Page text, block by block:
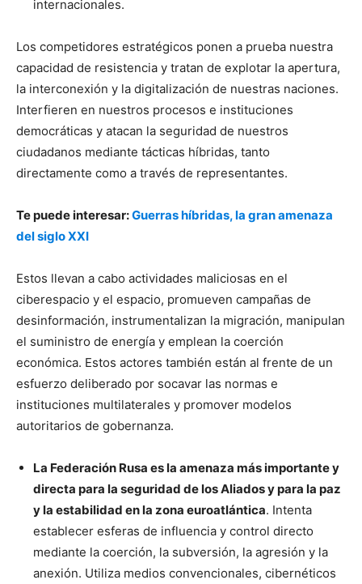
internacionales.
Los competidores estratégicos ponen a prueba nuestra
capacidad de resistencia y tratan de explotar la apertura,
la interconexión y la digitalización de nuestras naciones.
Interfieren en nuestros procesos e instituciones
democráticas y atacan la seguridad de nuestros
ciudadanos mediante tácticas híbridas, tanto
directamente como a través de representantes.
Te puede interesar:Guerras híbridas, la gran amenaza
del siglo XXI
Estos llevan a cabo actividades maliciosas en el
ciberespacio y el espacio, promueven campañas de
desinformación, instrumentalizan la migración, manipulan
el suministro de energía y emplean la coerción
económica. Estos actores también están al frente de un
esfuerzo deliberado por socavar las normas e
instituciones multilaterales y promover modelos
autoritarios de gobernanza.
La Federación Rusa es la amenaza más importante y
directa para la seguridad de los Aliados y para la paz
y la estabilidad en la zona euroatlántica. Intenta
establecer esferas de influencia y control directo
mediante la coerción, la subversión, la agresión y la
anexión. Utiliza medios convencionales, cibernéticos